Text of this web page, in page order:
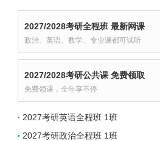
2027/2028考研全程班 最新网课
政治、英语、数学、专业课都可试听
2027/2028考研公共课 免费领取
免费领课，全年享不停
2027考研英语全程班 1班
2027考研政治全程班 1班